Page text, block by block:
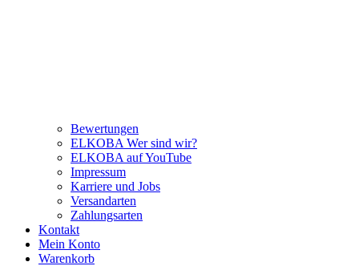
Bewertungen
ELKOBA Wer sind wir?
ELKOBA auf YouTube
Impressum
Karriere und Jobs
Versandarten
Zahlungsarten
Kontakt
Mein Konto
Warenkorb